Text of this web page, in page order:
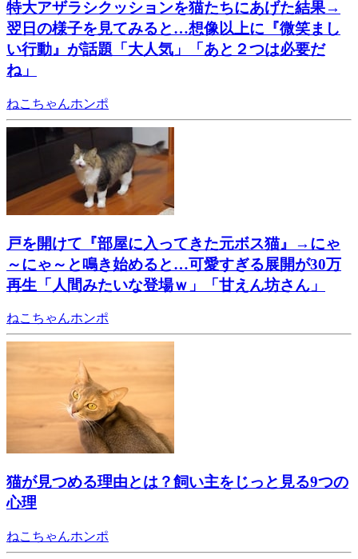
特大アザラシクッションを猫たちにあげた結果→
翌日の様子を見てみると…想像以上に『微笑まし
い行動』が話題「大人気」「あと２つは必要だ
ね」
ねこちゃんホンポ
戸を開けて『部屋に入ってきた元ボス猫』→にゃ
～にゃ～と鳴き始めると…可愛すぎる展開が30万
再生「人間みたいな登場ｗ」「甘えん坊さん」
ねこちゃんホンポ
猫が見つめる理由とは？飼い主をじっと見る9つの
心理
ねこちゃんホンポ